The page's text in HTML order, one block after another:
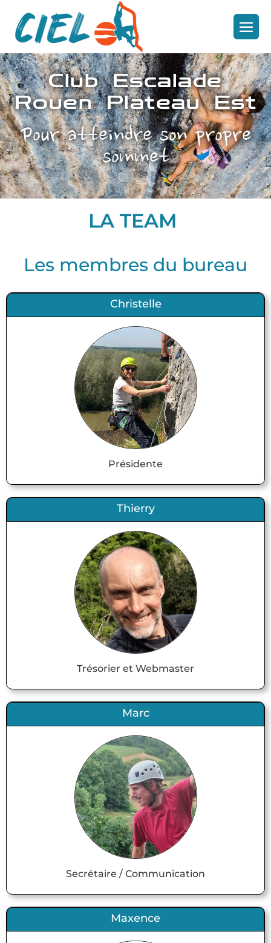
Club Escalade
Rouen Plateau Est
Pour atteindre son propre
sommet
LA TEAM
Les membres du bureau
Christelle
Présidente
Thierry
Trésorier et Webmaster
Marc
Secrétaire / Communication
Maxence